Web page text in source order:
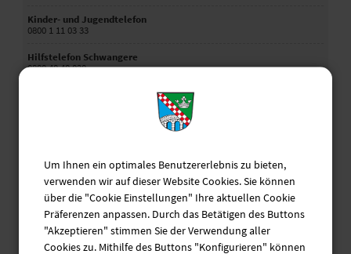
Kinder- und Jugendtelefon
0800 1 11 03 33
Hilfstelefon Schwangere
0800 40 40 020
Hilfetelefon "Gewalt gegen Frauen"
Krisendienst Psychiatrie Oberbayern
0800 655 3000
Behördennotruf
Um Ihnen ein optimales Benutzererlebnis zu bieten,
verwenden wir auf dieser Website Cookies. Sie können
über die "Cookie Einstellungen" Ihre aktuellen Cookie
Präferenzen anpassen. Durch das Betätigen des Buttons
"Akzeptieren" stimmen Sie der Verwendung aller
Cookies zu. Mithilfe des Buttons "Konfigurieren" können